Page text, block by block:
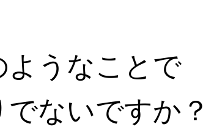
ようなことで
でないですか？